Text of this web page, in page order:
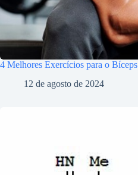
4 Melhores Exercícios para o Bíceps
12 de agosto de 2024